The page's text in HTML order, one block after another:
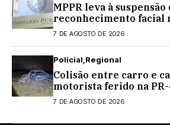
MPPR leva à suspensão
reconhecimento facial
estaduais
7 DE AGOSTO DE 2026
Policial Regional
Colisão entre carro e
motorista ferido na PR-
Medianeira
7 DE AGOSTO DE 2026